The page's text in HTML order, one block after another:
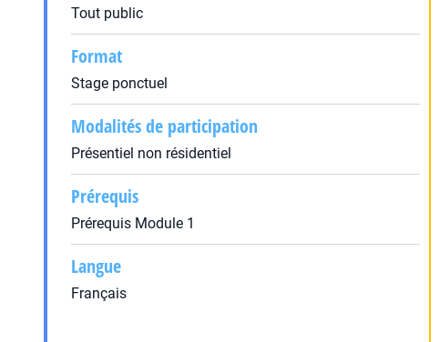
Tout public
Format
Stage ponctuel
Modalités de participation
Présentiel non résidentiel
Prérequis
Prérequis Module 1
Langue
Français